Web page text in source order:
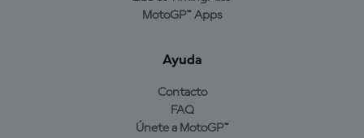
MotoGP™ Apps
Ayuda
Contacto
FAQ
Únete a MotoGP™